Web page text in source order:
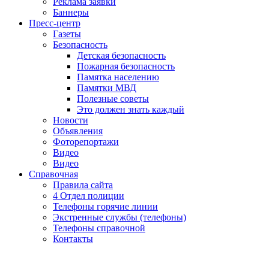
Баннеры
Пресс-центр
Газеты
Безопасность
Детская безопасность
Пожарная безопасность
Памятка населению
Памятки МВД
Полезные советы
Это должен знать каждый
Новости
Объявления
Фоторепортажи
Видео
Видео
Справочная
Правила сайта
4 Отдел полиции
Телефоны горячие линии
Экстренные службы (телефоны)
Телефоны справочной
Контакты